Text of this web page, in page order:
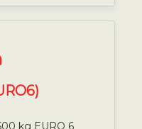
kg EURO 6